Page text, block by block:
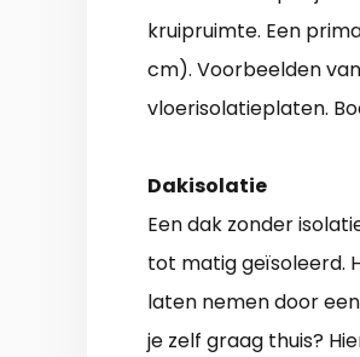
kruipruimte. Een
cm). Voorbeelden
vloerisolatieplaten.
Dakisolatie
Een dak zonder
tot matig geïsoleerd.
laten nemen door
je zelf graag thuis?